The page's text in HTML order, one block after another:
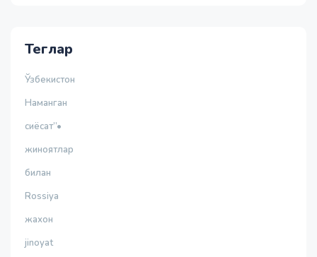
Теглар
Ўзбекистон
Наманган
сиёсат”•
жиноятлар
билан
Rossiya
жахон
jinoyat